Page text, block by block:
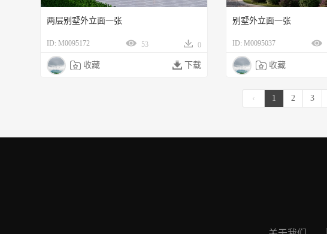
两层别墅外立面一张
ID: M0095172 53 0
 收藏  下载
别墅外立面一张
ID: M0095037
 收藏
‹ 1 2 3